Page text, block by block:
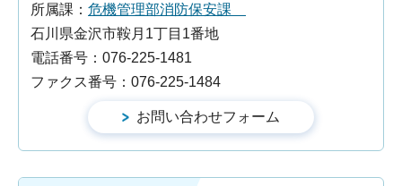
所属課： 危機管理部消防保安課
石川県金沢市鞍月1丁目1番地
電話番号：076-225-1481
ファクス番号：076-225-1484